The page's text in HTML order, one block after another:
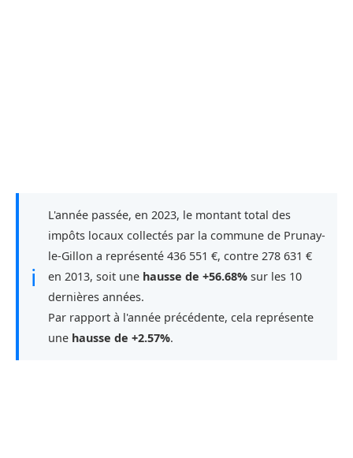
ℹ
L'année passée, en 2023, le montant total des
impôts locaux collectés par la commune de Prunay-
le-Gillon a représenté 436 551 €, contre 278 631 €
en 2013, soit une hausse de +56.68% sur les 10
dernières années.
Par rapport à l'année précédente, cela représente
une hausse de +2.57%.